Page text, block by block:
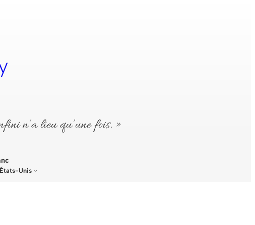
n’a lieu qu’une fois. »
États-Unis